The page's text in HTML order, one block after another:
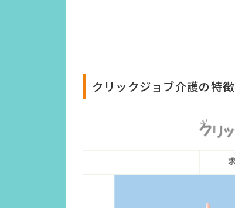
クリックジョブ介護の特徴